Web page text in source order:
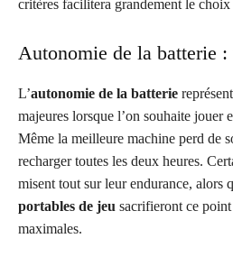
critères facilitera grandement le
Autonomie de la batterie
L’autonomie de la batterie
majeures lorsque l’on souhaite jouer
Même la meilleure machine perd de
recharger toutes les deux heures.
misent tout sur leur endurance, alors
portables de jeu sacrifieront ce
maximales.